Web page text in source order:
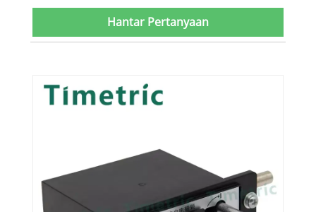
Hantar Pertanyaan